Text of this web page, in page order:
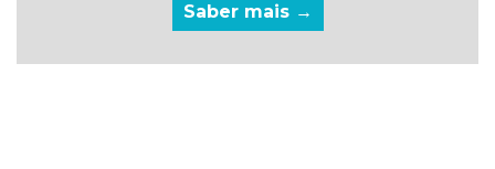
Saber mais →